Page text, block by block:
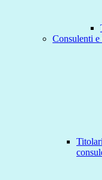
Consulenti